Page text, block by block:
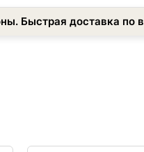
Быстрая доставка по